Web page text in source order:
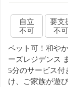
自立
不可
要支
不可
ペット可！和や
ーズレジデンス
5分のサービス
け、ご家族が遊